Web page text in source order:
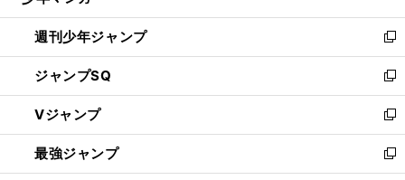
開
く
週刊少年ジャンプ
新
し
い
ウ
ィ
ン
ド
ウ
ジャンプSQ
新
し
い
ウ
ィ
ン
Vジャンプ
新
し
い
ウ
最強ジャンプ
新
し